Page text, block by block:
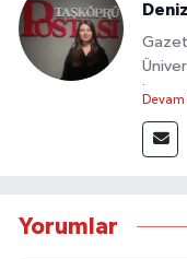
Devam
Yorumlar